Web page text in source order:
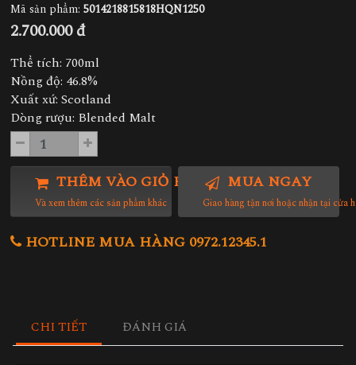
Mã sản phẩm: 5014218815818HQN1250
2.700.000 đ
Thể tích: 700ml
Nồng độ: 46.8%
Xuất xứ: Scotland
Dòng rượu: Blended Malt
THÊM VÀO GIỎ HÀNG
Và xem thêm các sản phẩm khác
MUA NGAY
Giao hàng tận nơi hoặc nhận tại cửa
HOTLINE MUA HÀNG 0972.12345.1
CHI TIẾT ĐÁNH GIÁ